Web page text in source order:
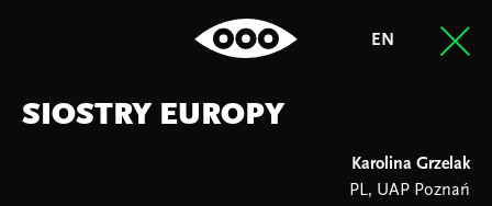
EN
SIOSTRY EUROPY
Karolina Grzelak
PL, UAP Poznań